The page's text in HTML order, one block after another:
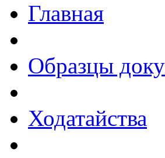
Главная
Образцы
Ходатайства